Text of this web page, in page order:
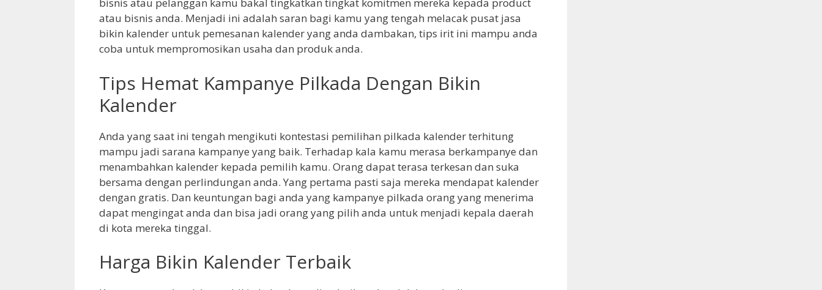
bisnis atau pelanggan kamu bakal tingkatkan tingkat komitmen mereka kepada product
atau bisnis anda. Menjadi ini adalah saran bagi kamu yang tengah melacak pusat jasa
bikin kalender untuk pemesanan kalender yang anda dambakan, tips irit ini mampu anda
coba untuk mempromosikan usaha dan produk anda.
Tips Hemat Kampanye Pilkada Dengan Bikin
Kalender
Anda yang saat ini tengah mengikuti kontestasi pemilihan pilkada kalender terhitung
mampu jadi sarana kampanye yang baik. Terhadap kala kamu merasa berkampanye dan
menambahkan kalender kepada pemilih kamu. Orang dapat terasa terkesan dan suka
bersama dengan perlindungan anda. Yang pertama pasti saja mereka mendapat kalender
dengan gratis. Dan keuntungan bagi anda yang kampanye pilkada orang yang menerima
dapat mengingat anda dan bisa jadi orang yang pilih anda untuk menjadi kepala daerah
di kota mereka tinggal.
Harga Bikin Kalender Terbaik